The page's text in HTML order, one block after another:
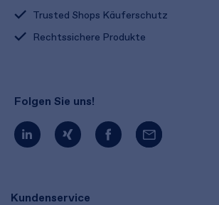
Kundenservice
Trusted Shops Käuferschutz
Rechtssichere Produkte
Folgen Sie uns!